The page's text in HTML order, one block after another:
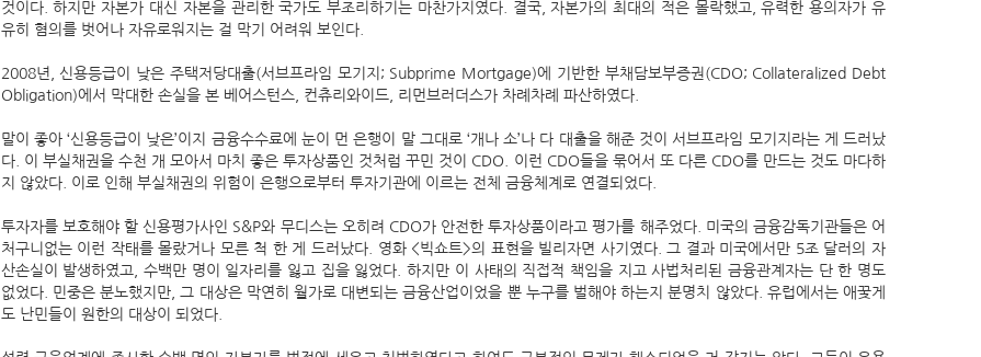
것이다. 하지만 자본가 대신 자본을 관리한 국가도 부조리하기는 마찬가지였다. 결국, 자본가의 최대의 적은 몰락했고, 유력한 용의자가 유
유히 혐의를 벗어나 자유로워지는 걸 막기 어려워 보인다.
2008년, 신용등급이 낮은 주택저당대출(서브프라임 모기지; Subprime Mortgage)에 기반한 부채담보부증권(CDO; Collateralized Debt
Obligation)에서 막대한 손실을 본 베어스턴스, 컨츄리와이드, 리먼브러더스가 차례차례 파산하였다.
말이 좋아 ‘신용등급이 낮은’이지 금융수수료에 눈이 먼 은행이 말 그대로 ‘개나 소’나 다 대출을 해준 것이 서브프라임 모기지라는 게 드러났
다. 이 부실채권을 수천 개 모아서 마치 좋은 투자상품인 것처럼 꾸민 것이 CDO. 이런 CDO들을 묶어서 또 다른 CDO를 만드는 것도 마다하
지 않았다. 이로 인해 부실채권의 위험이 은행으로부터 투자기관에 이르는 전체 금융체계로 연결되었다.
투자자를 보호해야 할 신용평가사인 S&P와 무디스는 오히려 CDO가 안전한 투자상품이라고 평가를 해주었다. 미국의 금융감독기관들은 어
처구니없는 이런 작태를 몰랐거나 모른 척 한 게 드러났다. 영화 <빅쇼트>의 표현을 빌리자면 사기였다. 그 결과 미국에서만 5조 달러의 자
산손실이 발생하였고, 수백만 명이 일자리를 잃고 집을 잃었다. 하지만 이 사태의 직접적 책임을 지고 사법처리된 금융관계자는 단 한 명도
없었다. 민중은 분노했지만, 그 대상은 막연히 월가로 대변되는 금융산업이었을 뿐 누구를 벌해야 하는지 분명치 않았다. 유럽에서는 애꿎게
도 난민들이 원한의 대상이 되었다.